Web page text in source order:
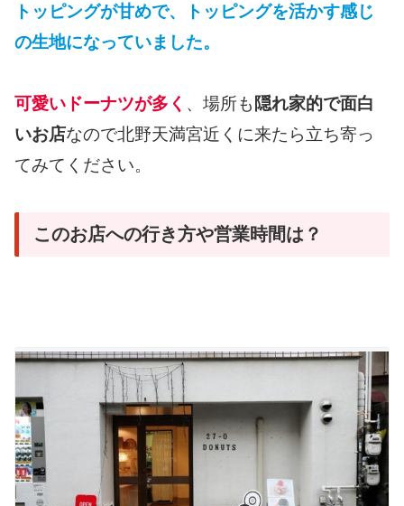
トッピングが甘めで、トッピングを活かす感じ
の生地になっていました。
可愛いドーナツが多く 、場所も 隠れ家的で面白
いお店なので北野天満宮近くに来たら立ち寄っ
てみてください。
このお店への行き方や営業時間は？